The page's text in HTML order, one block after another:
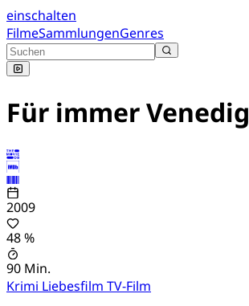
einschalten
FilmeSammlungenGenres
Für immer Venedig
2009
48 %
90 Min.
Krimi Liebesfilm TV-Film